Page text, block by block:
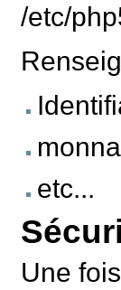
/etc/
etc...
Une